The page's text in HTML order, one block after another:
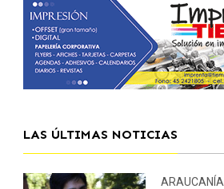
LAS ÚLTIMAS NOTICIAS
ARAUCANÍA